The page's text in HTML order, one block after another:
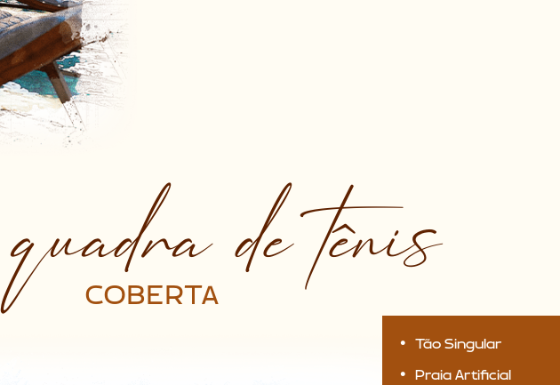
Tão Singular
Praia Artificial
quadra de tênis
COBERTA